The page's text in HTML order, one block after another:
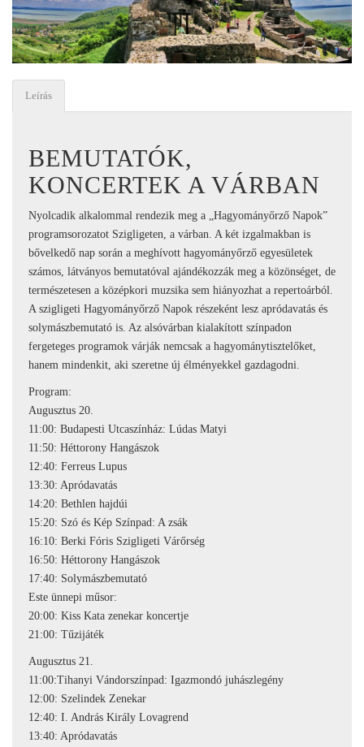
Leírás
BEMUTATÓK,
KONCERTEK A VÁRBAN
Nyolcadik alkalommal rendezik meg a „Hagyományőrző Napok”
programsorozatot Szigligeten, a várban. A két izgalmakban is
bővelkedő nap során a meghívott hagyományőrző egyesületek
számos, látványos bemutatóval ajándékozzák meg a közönséget, de
természetesen a középkori muzsika sem hiányozhat a repertoárból.
A szigligeti Hagyományőrző Napok részeként lesz apródavatás és
solymászbemutató is. Az alsóvárban kialakított színpadon
fergeteges programok várják nemcsak a hagyománytisztelőket,
hanem mindenkit, aki szeretne új élményekkel gazdagodni.
Program:
Augusztus 20.
11:00: Budapesti Utcaszínház: Lúdas Matyi
11:50: Héttorony Hangászok
12:40: Ferreus Lupus
13:30: Apródavatás
14:20: Bethlen hajdúi
15:20: Szó és Kép Színpad: A zsák
16:10: Berki Fóris Szigligeti Várőrség
16:50: Héttorony Hangászok
17:40: Solymászbemutató
Este ünnepi műsor:
20:00: Kiss Kata zenekar koncertje
21:00: Tűzijáték
Augusztus 21.
11:00:Tihanyi Vándorszínpad: Igazmondó juhászlegény
12:00: Szelindek Zenekar
12:40: I. András Király Lovagrend
13:40: Apródavatás